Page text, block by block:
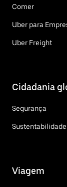
Comer
Uber para
Uber Freight
Cidadania
Segurança
Sustentabilidade
Viagem